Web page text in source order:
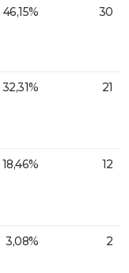
46,15% 30
32,31% 21
18,46% 12
3,08% 2